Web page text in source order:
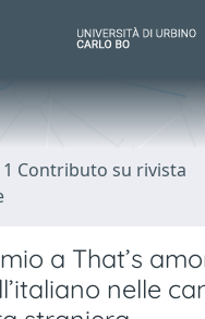
1 Contributo su rivista
a That’s
nelle